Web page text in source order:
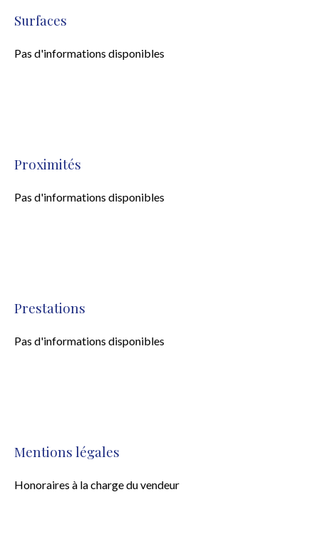
Surfaces
Pas d'informations disponibles
Proximités
Pas d'informations disponibles
Prestations
Pas d'informations disponibles
Mentions légales
Honoraires à la charge du vendeur